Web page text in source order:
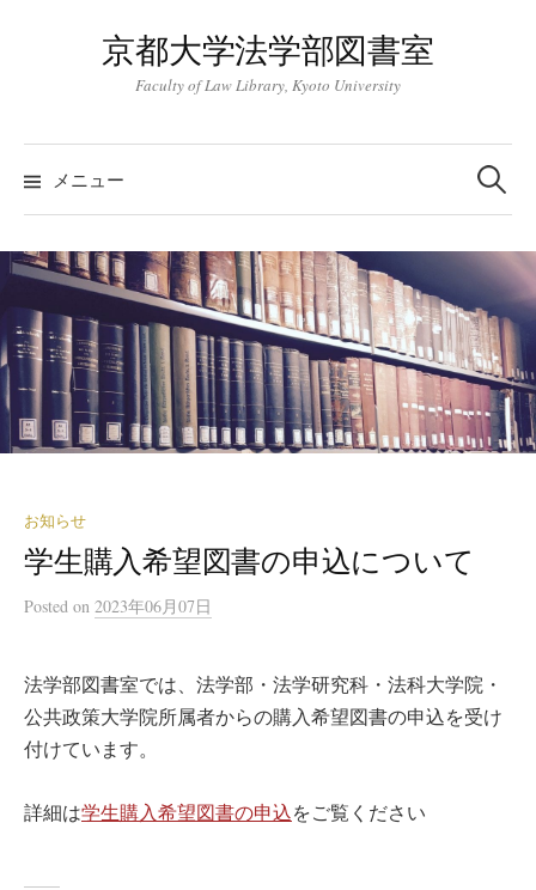
ツ
へ
ス
ッ
プ
京都大学法学部図書室
Faculty of Law Library, Kyoto University
メニュー
検
索:
お知らせ
学生購入希望図書の申込について
Posted on 2023年06月07日
法学部図書室では、法学部・法学研究科・法科大学院・
公共政策大学院所属者からの購入希望図書の申込を受け
付けています。
詳細は学生購入希望図書の申込をご覧ください